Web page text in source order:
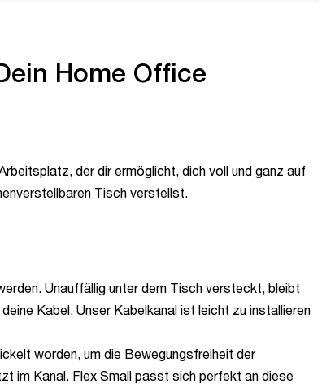
Home Office
der dir ermöglicht, dich voll und ganz auf
Tisch verstellst.
Unauffällig unter dem Tisch versteckt, bleibt
Kabel. Unser Kabelkanal ist leicht zu installieren
worden, um die Bewegungsfreiheit der
im Kanal. Flex Small passt sich perfekt an diese